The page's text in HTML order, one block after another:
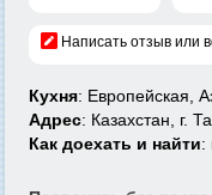
Написать отзыв или
Кухня: Европейская,
Адрес: Казахстан, г.
Как доехать и найти: